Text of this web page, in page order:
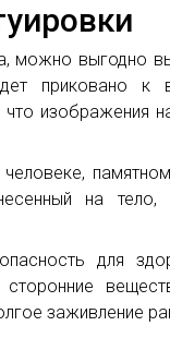
можно выгодно
приковано к
изображения
на
для
заживление